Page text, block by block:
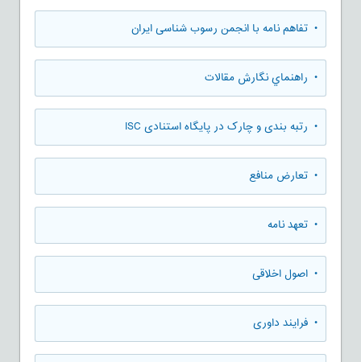
• تفاهم نامه با انجمن رسوب شناسی ایران
• راهنماي نگارش مقالات
• رتبه بندی و چارک در پایگاه استنادی ISC
• تعارض منافع
• تعهد نامه
• اصول اخلاقی
• فرایند داوری